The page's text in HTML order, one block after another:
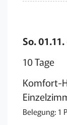
So.
10 Tage
Komfort-
Belegung: 1